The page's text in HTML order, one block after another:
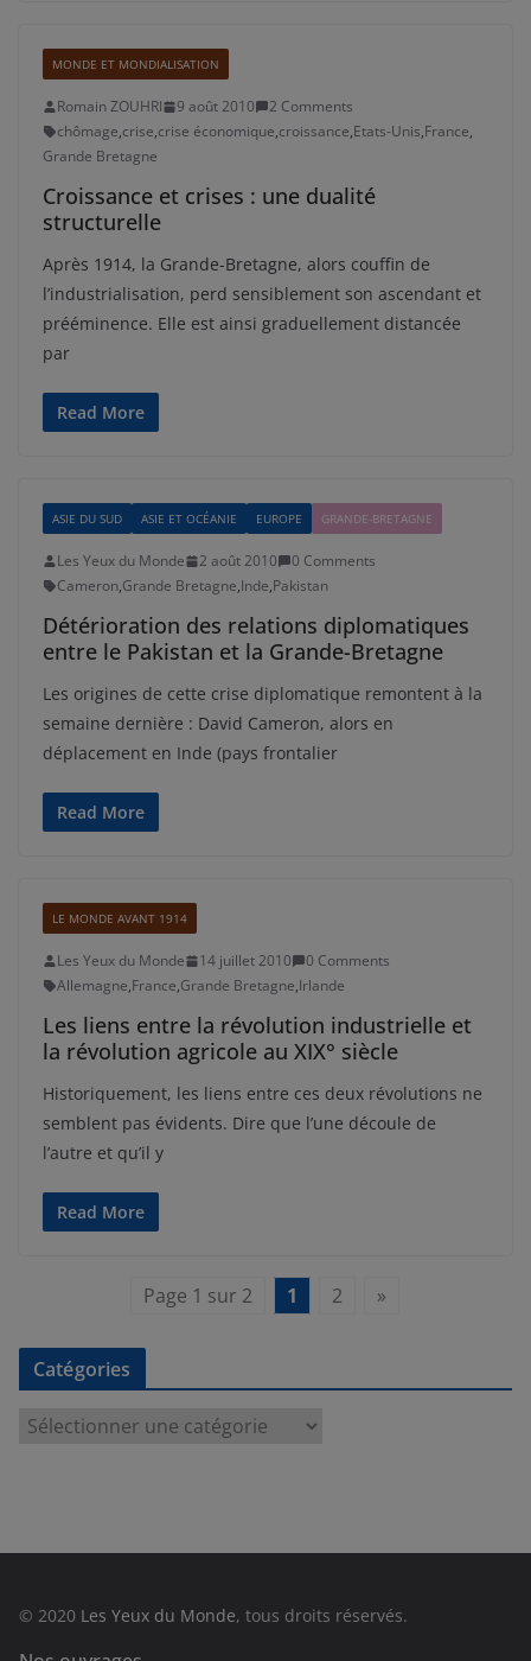
MONDE ET MONDIALISATION
Romain ZOUHRI 9 août 2010
2 Comments
chômage,crise,crise économique,croissance,Etats-Unis,France,
Grande Bretagne
Croissance et crises : une dualité
structurelle
Après 1914, la Grande-Bretagne, alors couffin de
l’industrialisation, perd sensiblement son ascendant et
prééminence. Elle est ainsi graduellement distancée
par
Read More
ASIE DU SUD ASIE ET OCÉANIE EUROPE GRANDE-BRETAGNE
Les Yeux du Monde 2 août 2010
0 Comments
Cameron,Grande Bretagne,Inde,Pakistan
Détérioration des relations diplomatiques
entre le Pakistan et la Grande-Bretagne
Les origines de cette crise diplomatique remontent à la
semaine dernière : David Cameron, alors en
déplacement en Inde (pays frontalier
Read More
LE MONDE AVANT 1914
Les Yeux du Monde 14 juillet 2010
0 Comments
Allemagne,France,Grande Bretagne,Irlande
Les liens entre la révolution industrielle et
la révolution agricole au XIX° siècle
Historiquement, les liens entre ces deux révolutions ne
semblent pas évidents. Dire que l’une découle de
l’autre et qu’il y
Read More
Page 1 sur 2 1 2 »
Catégories
© 2020 Les Yeux du Monde, tous droits réservés.